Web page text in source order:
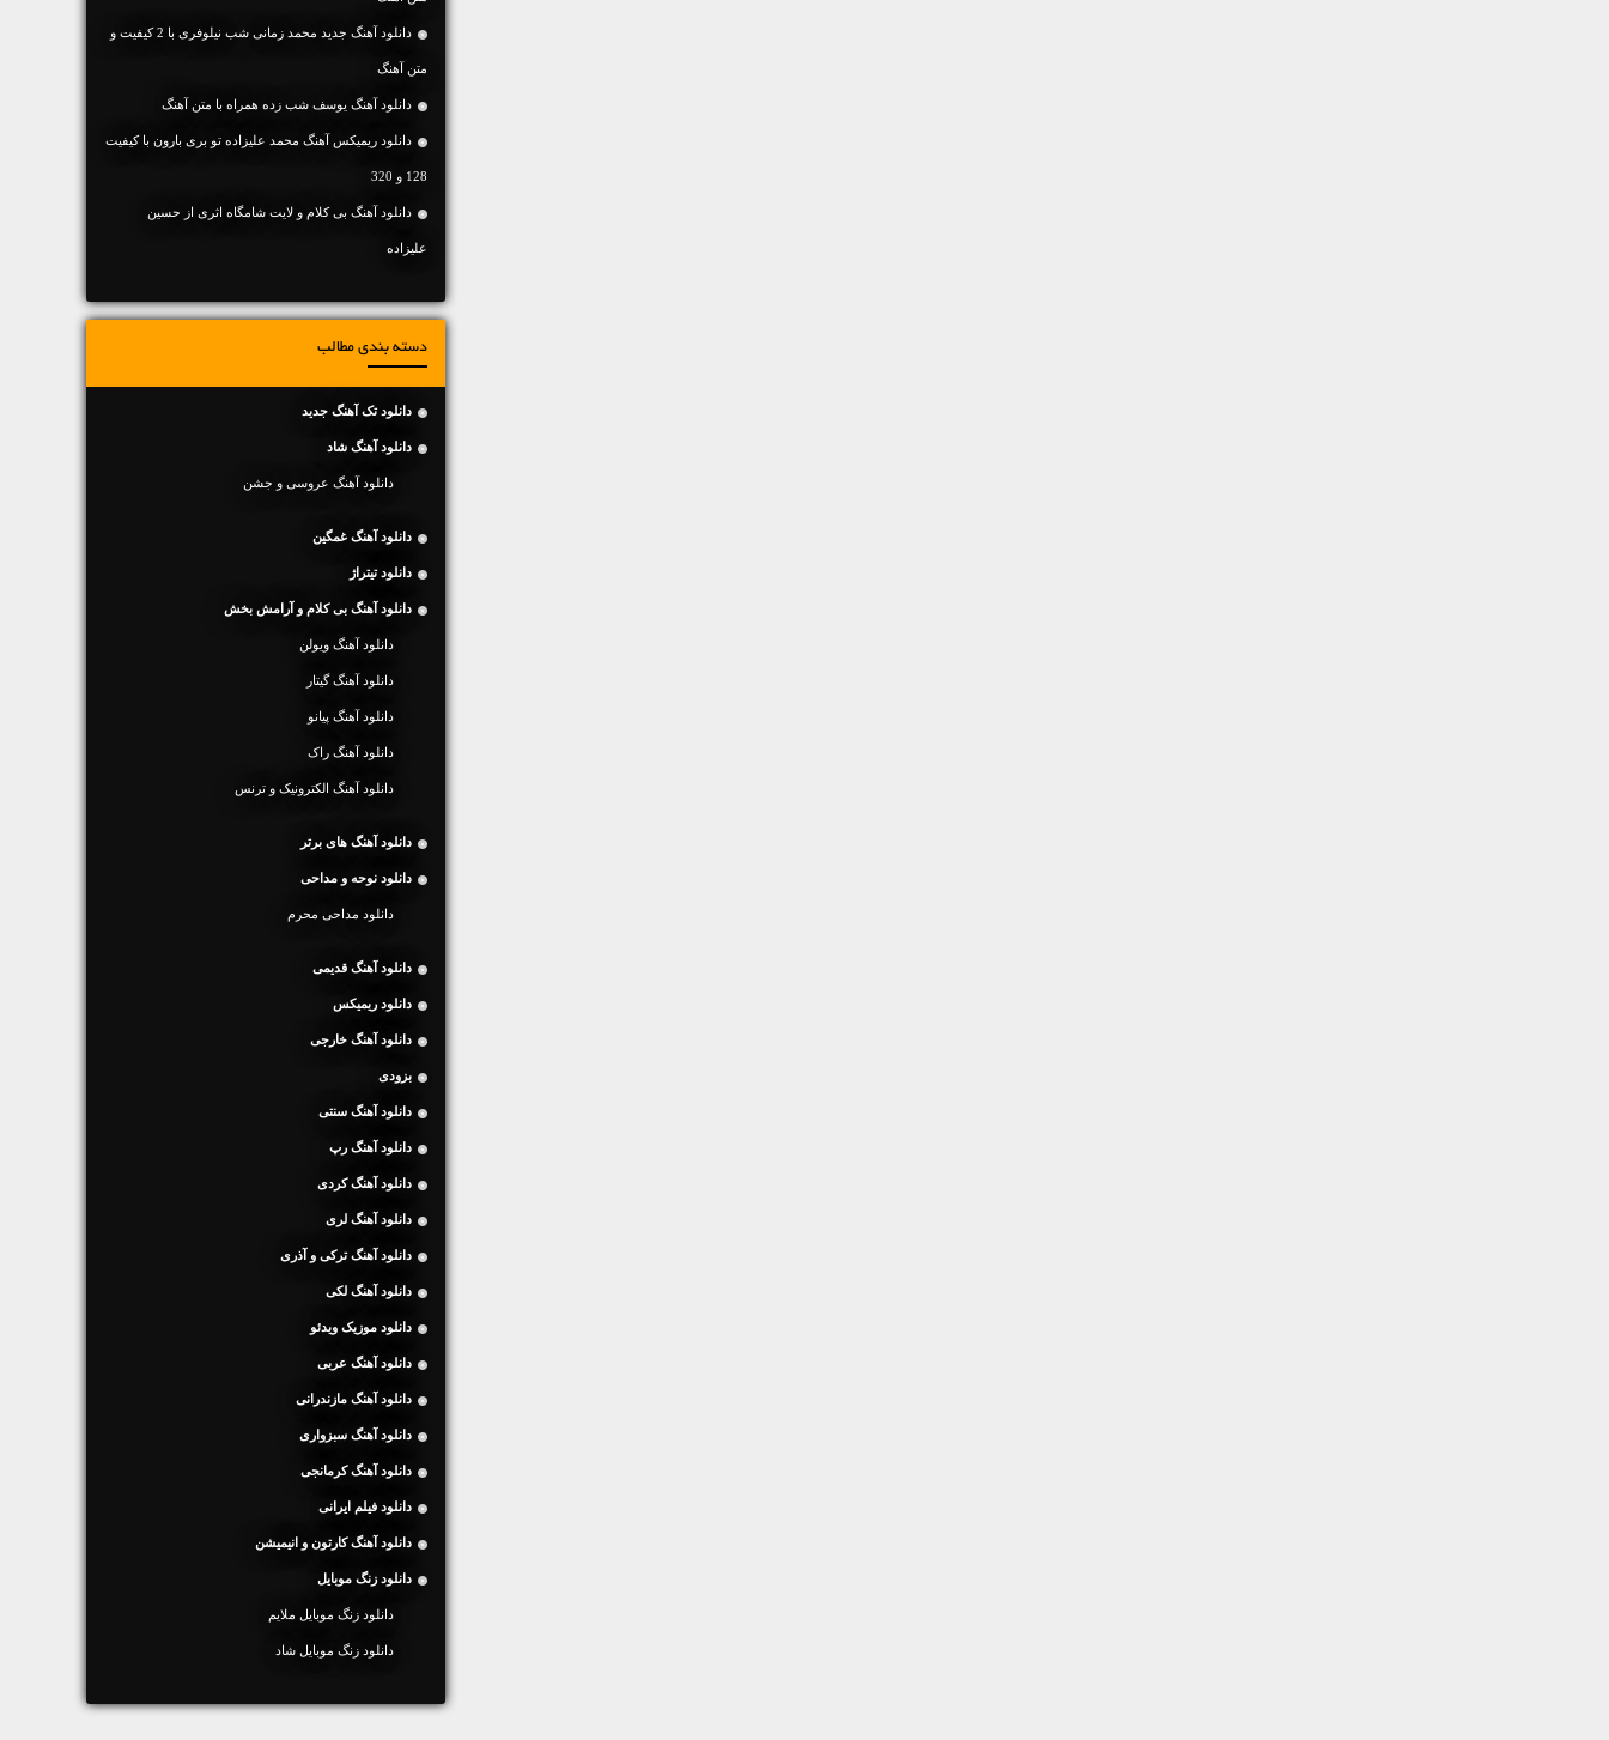
دانلود آهنگ جديد محمد زمانی شب نیلوفری با 2 کیفیت و
متن آهنگ
دانلود آهنگ یوسف شب زده همراه با متن آهنگ
دانلود ریمیکس آهنگ محمد علیزاده تو بری بارون با کیفیت
128 و 320
دانلود آهنگ بی کلام و لایت شامگاه اثری از حسین
علیزاده
دسته بندی مطالب
دانلود تک آهنگ جدید
دانلود آهنگ شاد
دانلود آهنگ عروسی و جشن
دانلود آهنگ غمگین
دانلود تیتراژ
دانلود آهنگ بی کلام و آرامش بخش
دانلود آهنگ ویولن
دانلود آهنگ گیتار
دانلود آهنگ پیانو
دانلود آهنگ راک
دانلود آهنگ الکترونیک و ترنس
دانلود آهنگ های برتر
دانلود نوحه و مداحی
دانلود مداحی محرم
دانلود آهنگ قدیمی
دانلود ریمیکس
دانلود آهنگ خارجی
بزودی
دانلود آهنگ سنتی
دانلود آهنگ رپ
دانلود آهنگ کردی
دانلود آهنگ لری
دانلود آهنگ ترکی و آذری
دانلود آهنگ لکی
دانلود موزیک ویدئو
دانلود آهنگ عربی
دانلود آهنگ مازندرانی
دانلود آهنگ سبزواری
دانلود آهنگ کرمانجی
دانلود فیلم ایرانی
دانلود آهنگ کارتون و انیمیشن
دانلود زنگ موبایل
دانلود زنگ موبایل ملایم
دانلود زنگ موبایل شاد